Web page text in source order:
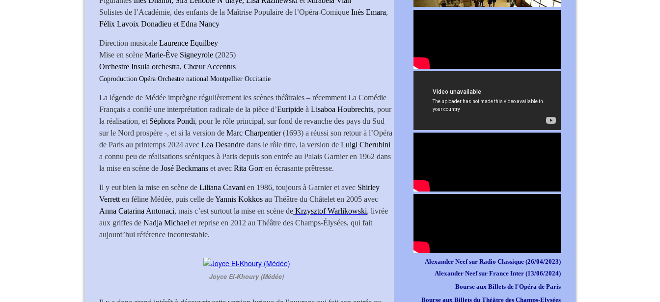
Solistes de l’Académie, des enfants de la Maîtrise Populaire de l’Opéra-Comique Inès Emara,
Félix Lavoix Donadieu et Edna Nancy
Direction musicale Laurence Equilbey
Mise en scène Marie-Ève Signeyrole (2025)
Orchestre Insula orchestra, Chœur Accentus
Coproduction Opéra Orchestre national Montpellier Occitanie
La légende de Médée imprègne régulièrement les scènes théâtrales – récemment La Comédie
Français a confié une interprétation radicale de la pièce d’Euripide à Lisaboa Houbrechts, pour
la réalisation, et Séphora Pondi, pour le rôle principal, sur fond de revanche des pays du Sud
sur le Nord prospère -, et si la version de Marc Charpentier(1693) a réussi son retour à l’Opéra
de Paris au printemps 2024 avec Lea Desandre dans le rôle titre, la version de Luigi Cherubini
a connu peu de réalisations scéniques à Paris depuis son entrée au Palais Garnier en 1962 dans
la mise en scène de José Beckmans et avec Rita Gorren écrasante prêtresse.
Il y eut bien la mise en scène de Liliana Cavani en 1986, toujours à Garnier et avec Shirley
Verrett en féline Médée, puis celle deYannis Kokkos au Théâtre du Châtelet en 2005 avec
Anna Catarina Antonaci, mais c’est surtout la mise en scène de Krzysztof Warlikowski, livrée
aux griffes de Nadja Michael et reprise en 2012 au Théâtre des Champs-Élysées, qui fait
aujourd’hui référence incontestable.
Joyce El-Khoury (Médée)
Alexander Neef sur Radio Classique (26/04/2023)
Alexander Neef sur France Inter (13/06/2024)
Bourse aux Billets de l'Opéra de Paris
Bourse aux Billets du Théâtre des Champs-Elysées